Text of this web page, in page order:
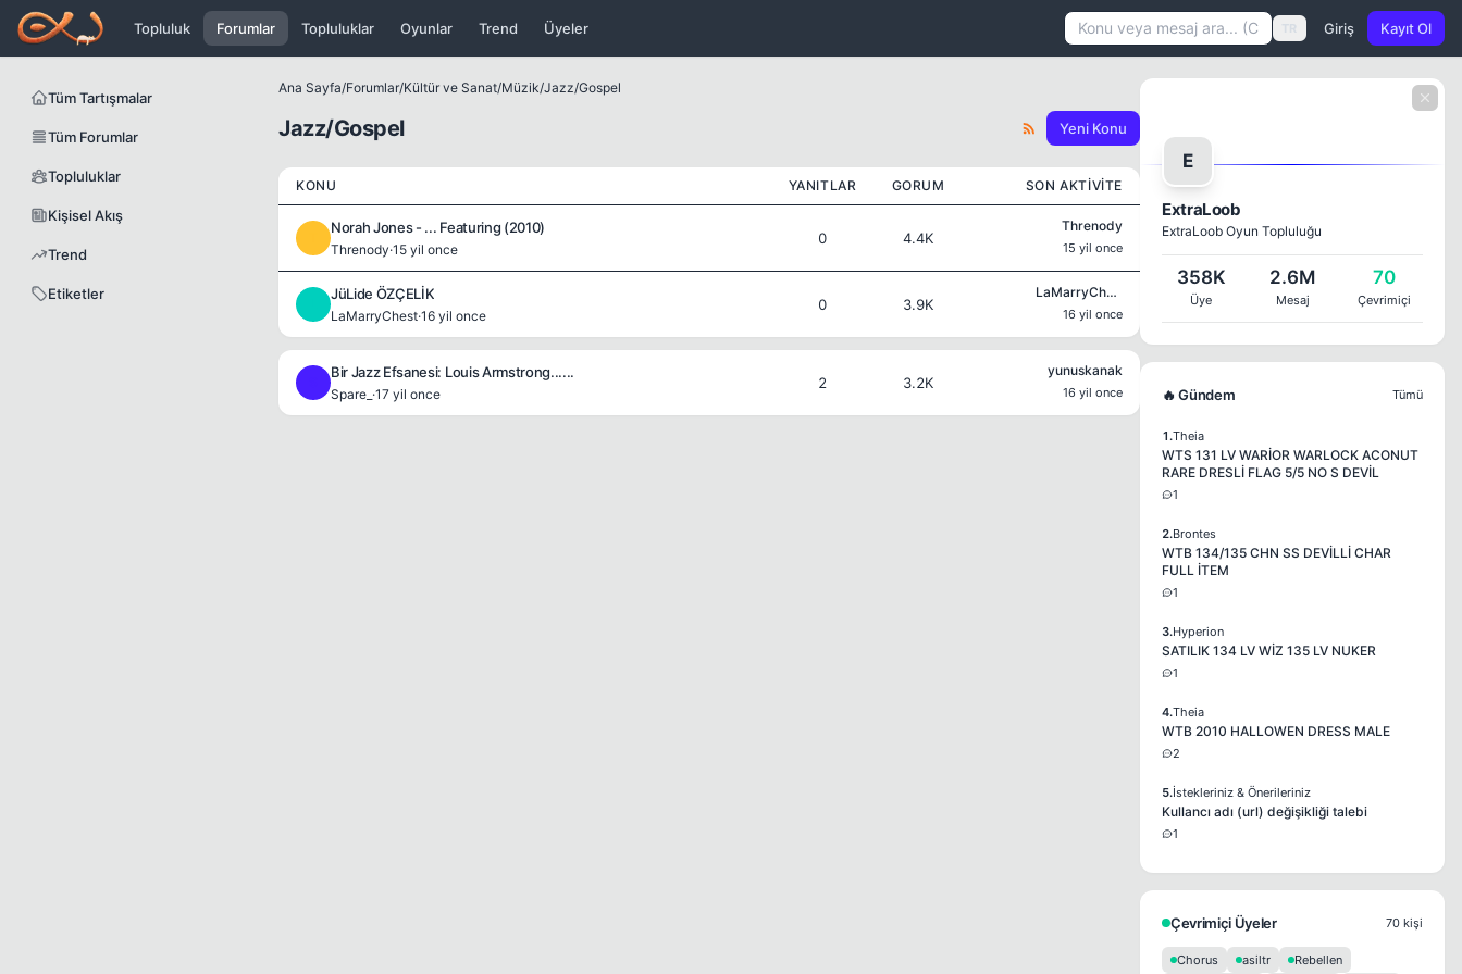
Icerige atla
Topluluk Forumlar Topluluklar Oyunlar Trend Üyeler TR Giriş Kayıt Ol
Tüm Tartışmalar
Tüm Forumlar
Topluluklar
Kişisel Akış
Trend
Etiketler
Ana Sayfa/Forumlar/Kültür ve Sanat/Müzik/Jazz/Gospel
Jazz/Gospel Yeni Konu
KONU YANITLAR GORUM SON AKTIVITE
Norah Jones - ... Featuring (2010)
Threnody·15 yil once
0 4.4K
Threnody
15 yil once
JüLide ÖZÇELİK
LaMarryChest·16 yil once
0 3.9K
LaMarryChest
16 yil once
Bir Jazz Efsanesi: Louis Armstrong......
Spare_ ·17 yil once
2 3.2K
yunuskanak
16 yil once
E
ExtraLoob
ExtraLoob Oyun Topluluğu
358K
Üye
2.6M
Mesaj
70
Çevrimiçi
🔥 Gündem Tümü
1.Theia
WTS 131 LV WARİOR WARLOCK ACONUT
RARE DRESLİ FLAG 5/5 NO S DEVİL
1
2.Brontes
WTB 134/135 CHN SS DEVİLLİ CHAR
FULL İTEM
1
3.Hyperion
SATILIK 134 LV WİZ 135 LV NUKER
1
4.Theia
WTB 2010 HALLOWEN DRESS MALE
2
5.İstekleriniz & Önerileriniz
Kullancı adı (url) değişikliği talebi
1
Çevrimiçi Üyeler 70 kişi
Chorus asiltr Rebellen